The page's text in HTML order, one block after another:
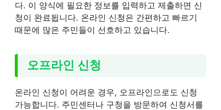
다. 이 양식에 필요한 정보를 입력하고 제출하면 신
청이 완료됩니다. 온라인 신청은 간편하고 빠르기
때문에 많은 주민들이 선호하고 있습니다.
오프라인 신청
온라인 신청이 어려운 경우, 오프라인으로도 신청
가능합니다. 주민센터나 구청을 방문하여 신청서를